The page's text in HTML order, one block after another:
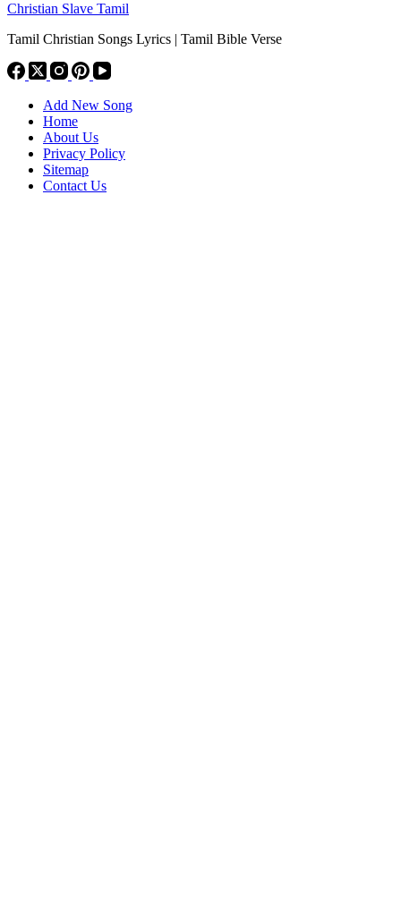
Christian Slave Tamil
Tamil Christian Songs Lyrics | Tamil Bible Verse
Add New Song
Home
About Us
Privacy Policy
Sitemap
Contact Us